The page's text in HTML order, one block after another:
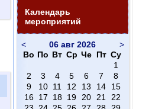
Календарь
мероприятий
< >
06 авг 2026
Во По Вт Ср Че Пт Су
1
2
3 4 5 6 7
8
9
10 11 12 13 14
15
16 17 18 19 20 21
22